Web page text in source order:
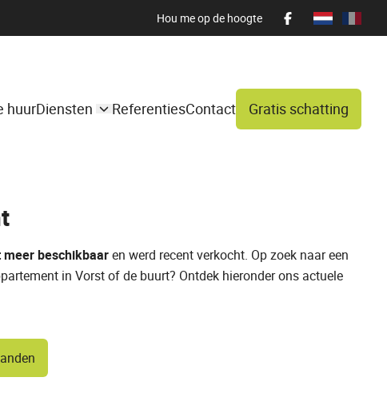
Hou me op de hoogte
huurDiensten ReferentiesContact Gratis schatting
meer beschikbaaren werd recent verkocht. Op zoek naar een
in Vorst of de buurt? Ontdek hieronder ons actuele